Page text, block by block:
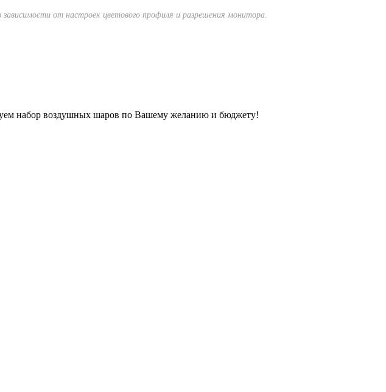
от настроек цветового профиля и разрешения монитора.
набор воздушных шаров по Вашему желанию и бюджету!